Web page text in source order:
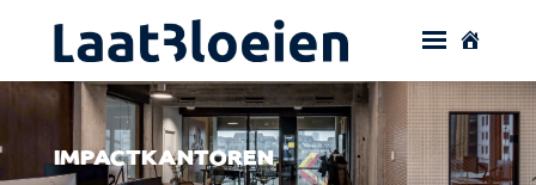
IMPACTKANTOREN